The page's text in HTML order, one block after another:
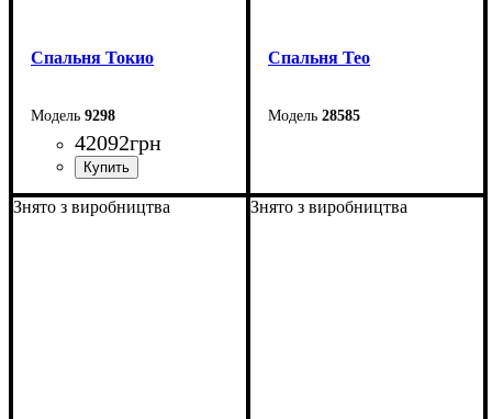
Спальня Токио
9298
42092грн
Спальня Тео
28585
Знято з виробництва Знято з виробництва